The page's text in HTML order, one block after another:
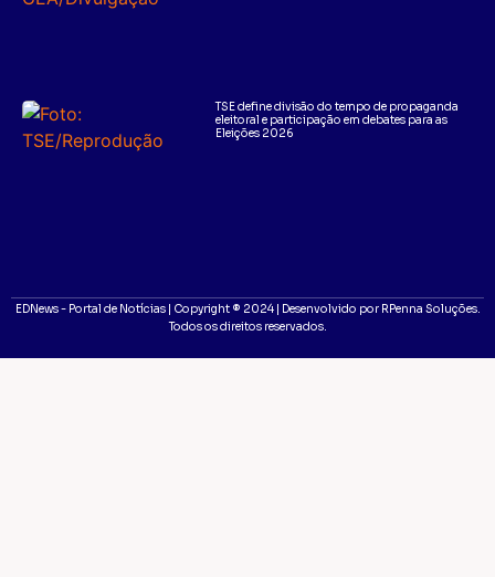
TSE define divisão do tempo de propaganda
eleitoral e participação em debates para as
Eleições 2026
EDNews - Portal de Notícias | Copyright ® 2024 | Desenvolvido por RPenna Soluções.
Todos os direitos reservados.